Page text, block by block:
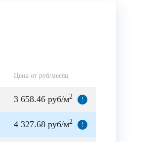
Цена от руб/месяц
3 658.46 руб/м2 !
4 327.68 руб/м2 !